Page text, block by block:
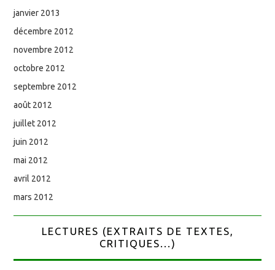
janvier 2013
décembre 2012
novembre 2012
octobre 2012
septembre 2012
août 2012
juillet 2012
juin 2012
mai 2012
avril 2012
mars 2012
LECTURES (EXTRAITS DE TEXTES,
CRITIQUES...)